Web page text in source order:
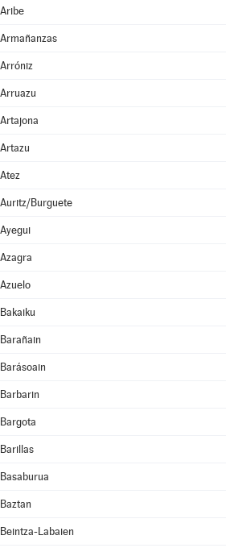
Aribe
Armañanzas
Arróniz
Arruazu
Artajona
Artazu
Atez
Auritz/Burguete
Ayegui
Azagra
Azuelo
Bakaiku
Barañain
Barásoain
Barbarin
Bargota
Barillas
Basaburua
Baztan
Beintza-Labaien